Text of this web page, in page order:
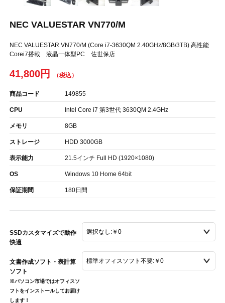
NEC VALUESTAR VN770/M
NEC VALUESTAR VN770/M (Core i7-3630QM 2.40GHz/8GB/3TB) 高性能
Corei7搭載 液晶一体型PC 佐世保店
41,800円
商品コード 149855
CPU Intel Core i7 第3世代 3630QM 2.4GHz
メモリ 8GB
ストレージ HDD 3000GB
表示能力 21.5インチ Full HD (1920×1080)
OS Windows 10 Home 64bit
保証期間 180日間
SSDカスタマイズで動作
快適
文書作成ソフト・表計算
ソフト
※パソコン市場ではオフィスソ
フトをインストールしてお届け
します！